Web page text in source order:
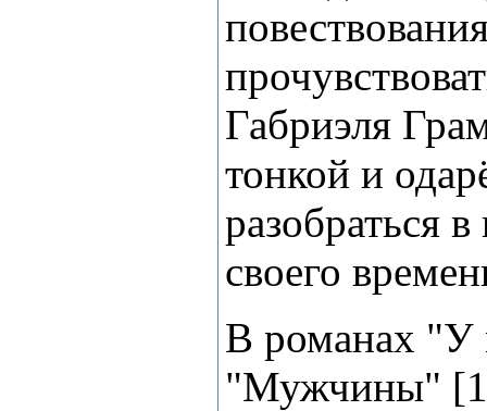
Габриэля
тонкой и
разобраться
своего
В романах
"Мужчины"